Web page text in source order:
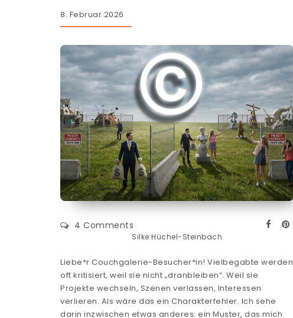
8. Februar 2026
Silke Hüchel-Steinbach
4 Comments
Liebe*r Couchgalerie-Besucher*in! Vielbegabte werden
oft kritisiert, weil sie nicht „dranbleiben“. Weil sie
Projekte wechseln, Szenen verlassen, Interessen
verlieren. Als wäre das ein Charakterfehler. Ich sehe
darin inzwischen etwas anderes: ein Muster, das mich